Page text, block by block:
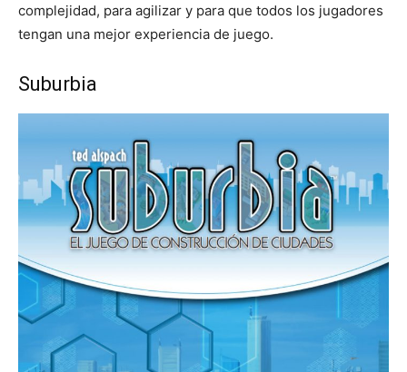
complejidad, para agilizar y para que todos los jugadores
tengan una mejor experiencia de juego.
Suburbia